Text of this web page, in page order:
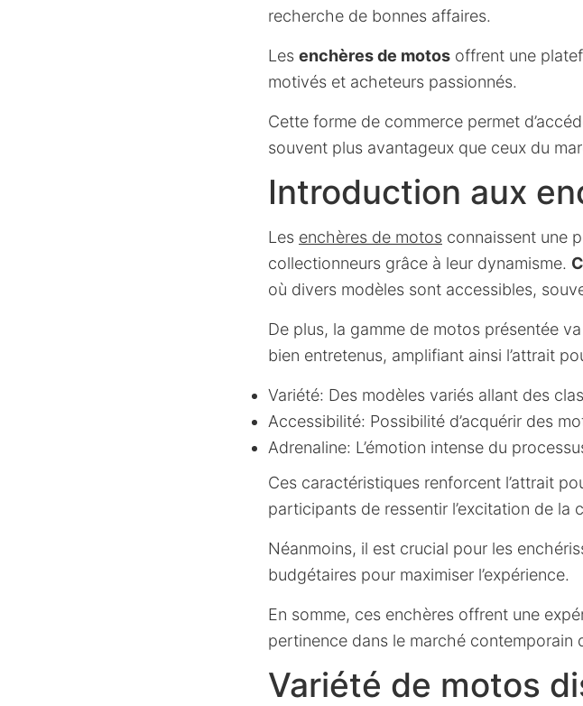
recherche de bonnes affaires.
Les enchères de motos offrent une
motivés et acheteurs passionnés.
Cette forme de commerce permet
souvent plus avantageux que ceux du
Introduction aux
Les enchères de motos connaissent une
collectionneurs grâce à leur dynamisme.
où divers modèles sont accessibles,
De plus, la gamme de motos présentée
bien entretenus, amplifiant ainsi l’attrait
Variété: Des modèles variés allant des
Accessibilité: Possibilité d’acquérir des
Adrenaline: L’émotion intense du
Ces caractéristiques renforcent l’attrait
participants de ressentir l’excitation de la
Néanmoins, il est crucial pour les
budgétaires pour maximiser l’expérience.
En somme, ces enchères offrent une
pertinence dans le marché contemporain
Variété de motos